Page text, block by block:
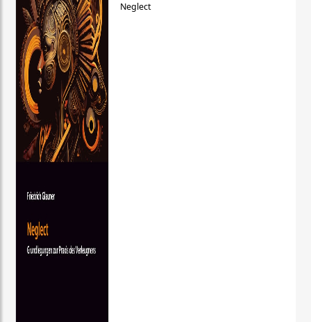
Neglect